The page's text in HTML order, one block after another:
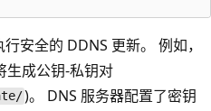
安全的 DDNS 更新。 例如，
生成公钥-私钥对
)。 DNS 服务器配置了密钥